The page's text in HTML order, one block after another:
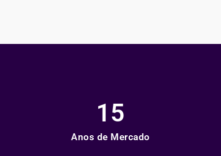
Anos de Mercado
15